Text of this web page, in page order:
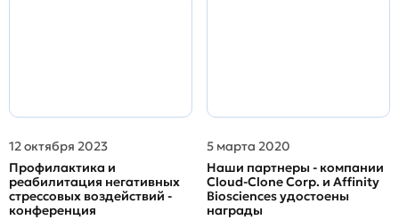
12 октября 2023
Профилактика и
реабилитация негативных
стрессовых воздействий -
конференция
5 марта 2020
Наши партнеры - компании
Cloud-Clone Corp. и Affinity
Biosciences удостоены
награды